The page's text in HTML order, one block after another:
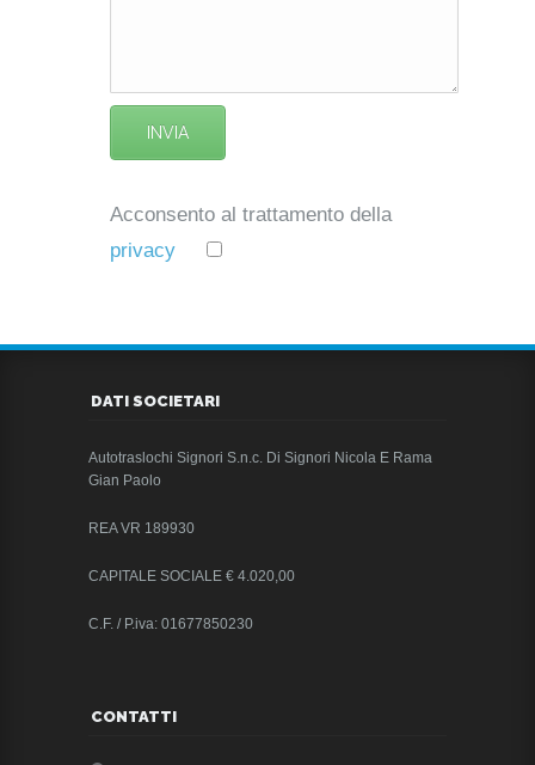
Acconsento al trattamento della
privacy
DATI SOCIETARI
Autotraslochi Signori S.n.c. Di Signori Nicola E Rama
Gian Paolo
REA VR 189930
CAPITALE SOCIALE € 4.020,00
C.F. / P.iva: 01677850230
CONTATTI